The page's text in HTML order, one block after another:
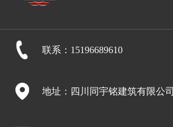
联系：15196689610
地址：四川同宇铭建筑有限公司